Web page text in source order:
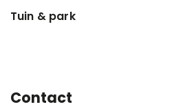
Tuin & park
Contact